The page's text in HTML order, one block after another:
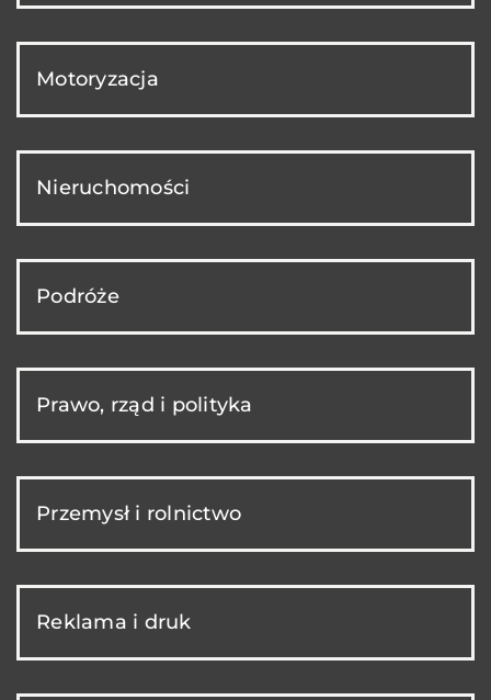
Motoryzacja
Nieruchomości
Podróże
Prawo, rząd i polityka
Przemysł i rolnictwo
Reklama i druk